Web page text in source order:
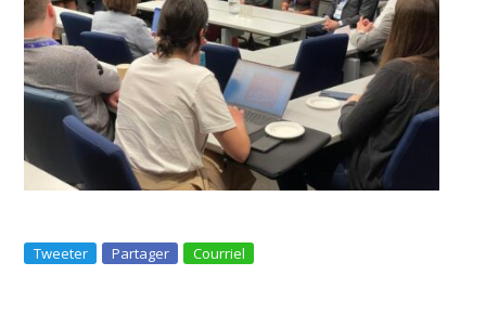
Tweeter Partager Courriel